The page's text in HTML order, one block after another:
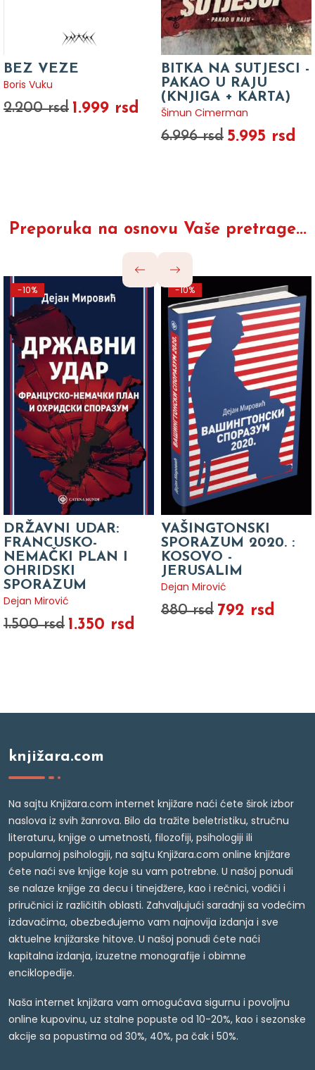
BEZ VEZE
Boris Vuku
2.200 rsd 1.999 rsd
BITKA NA SUTJESCI -
PAKAO U RAJU
(KNJIGA + KARTA)
Šimun Cimerman
6.996 rsd 5.995 rsd
Preporuka na osnovu Vaše pretrage...
-10%
DRŽAVNI UDAR:
FRANCUSKO-
NEMAČKI PLAN I
OHRIDSKI
SPORAZUM
Dejan Mirović
1.500 rsd 1.350 rsd
-10%
VAŠINGTONSKI
SPORAZUM 2020. :
KOSOVO -
JERUSALIM
Dejan Mirović
880 rsd 792 rsd
knjižara.com
Na sajtu Knjižara.com internet knjižare naći ćete širok izbor
naslova iz svih žanrova. Bilo da tražite beletristiku, stručnu
literaturu, knjige o umetnosti, filozofiji, psihologiji ili
popularnoj psihologiji, na sajtu Knjižara.com online knjižare
ćete naći sve knjige koje su vam potrebne. U našoj ponudi
se nalaze knjige za decu i tinejdžere, kao i rečnici, vodiči i
priručnici iz različitih oblasti. Zahvaljujući saradnji sa vodećim
izdavačima, obezbeđujemo vam najnovija izdanja i sve
aktuelne knjižarske hitove. U našoj ponudi ćete naći
kapitalna izdanja, izuzetne monografije i obimne
enciklopedije.
Naša internet knjižara vam omogućava sigurnu i povoljnu
online kupovinu, uz stalne popuste od 10-20%, kao i sezonske
akcije sa popustima od 30%, 40%, pa čak i 50%.